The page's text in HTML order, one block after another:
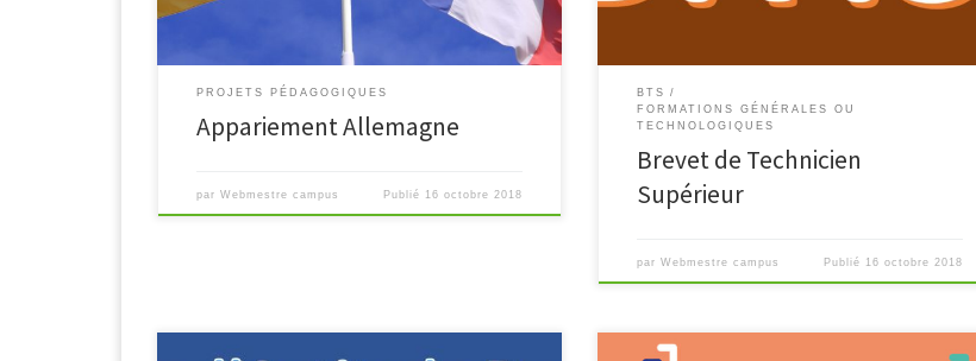
PROJETS PÉDAGOGIQUES
Appariement Allemagne
par Webmestre campus Publié 16 octobre 2018
BTS
FORMATIONS GÉNÉRALES OU
TECHNOLOGIQUES
Brevet de Technicien
Supérieur
par Webmestre campus Publié 16 octobre 2018